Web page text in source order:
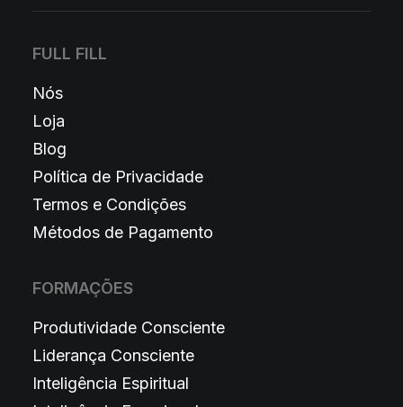
FULL FILL
Nós
Loja
Blog
Política de Privacidade
Termos e Condições
Métodos de Pagamento
FORMAÇÕES
Produtividade Consciente
Liderança Consciente
Inteligência Espiritual